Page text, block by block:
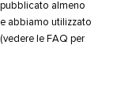
almeno
abbiamo utilizzato
le FAQ per